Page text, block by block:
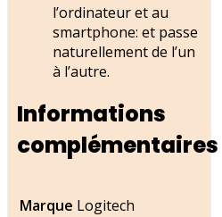
l’ordinateur et au
smartphone: et passe
naturellement de l’un
à l’autre.
Informations
complémentaires
Marque Logitech